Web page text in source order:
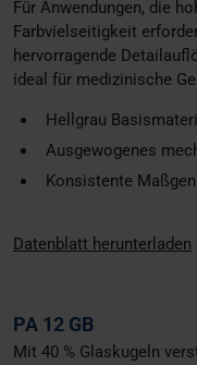
Für Anwendungen, die
Farbvielseitigkeit
hervorragende
ideal für medizinische
Hellgrau
Ausgewogenes
Konsistente
Datenblatt herunterladen
PA 12 GB
Mit 40 % Glaskugeln